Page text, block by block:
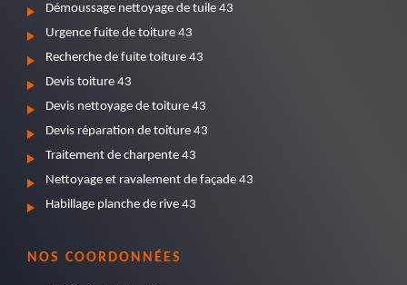
Démoussage nettoyage de tuile 43
Urgence fuite de toiture 43
Recherche de fuite toiture 43
Devis toiture 43
Devis nettoyage de toiture 43
Devis réparation de toiture 43
Traitement de charpente 43
Nettoyage et ravalement de façade 43
Habillage planche de rive 43
NOS COORDONNÉES